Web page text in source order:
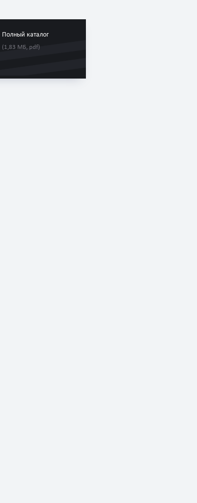
Полный каталог
(1,83 МБ, pdf)